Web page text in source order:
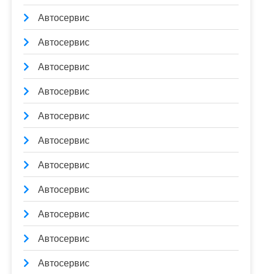
Автосервис
Автосервис
Автосервис
Автосервис
Автосервис
Автосервис
Автосервис
Автосервис
Автосервис
Автосервис
Автосервис